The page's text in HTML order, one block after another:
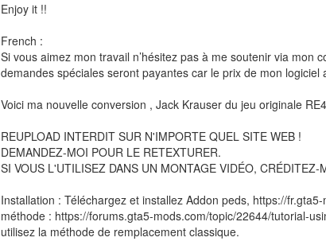
Enjoy it !!
French :
Si vous aimez mon travail n’hésitez pas à me soutenir via
demandes spéciales seront payantes car le prix de mon
Voici ma nouvelle conversion , Jack Krauser du jeu originale
REUPLOAD INTERDIT SUR N'IMPORTE QUEL SITE WEB !
DEMANDEZ-MOI POUR LE RETEXTURER.
SI VOUS L'UTILISEZ DANS UN MONTAGE VIDÉO,
Installation : Téléchargez et installez Addon peds, https://
méthode : https://forums.gta5-mods.com/topic/22644/tutorial-
utilisez la méthode de remplacement classique.